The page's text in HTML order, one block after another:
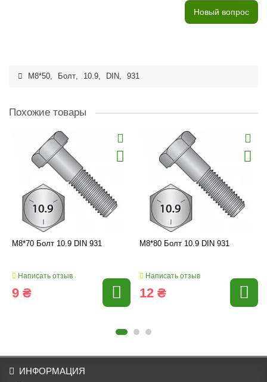
Новый вопрос
M8*50, Болт, 10.9, DIN, 931
Похожие товары
M8*70 Болт 10.9 DIN 931
Написать отзыв
9 ₴
M8*80 Болт 10.9 DIN 931
Написать отзыв
12 ₴
ИНФОРМАЦИЯ